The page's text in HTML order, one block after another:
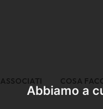
Abbiamo a
ASSOCIATI COSA